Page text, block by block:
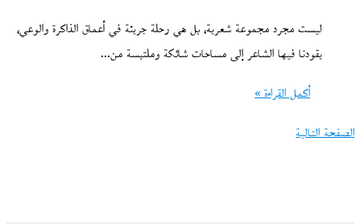
ليست مجرد مجموعة شعرية، بل هي رحلة جريئة في أعماق الذاكرة والوعي،
يقودنا فيها الشاعر إلى مساحات شائكة وملتبسة من…
أكمل القراءة »
الصفحة التالية